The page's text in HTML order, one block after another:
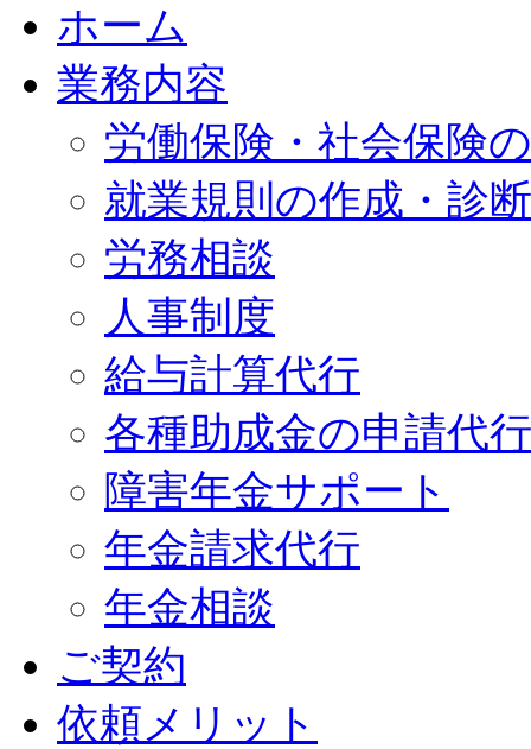
ホーム
業務内容
労働保険・社会保険
就業規則の作成・診断
労務相談
人事制度
給与計算代行
各種助成金の申請代行
障害年金サポート
年金請求代行
年金相談
ご契約
依頼メリット